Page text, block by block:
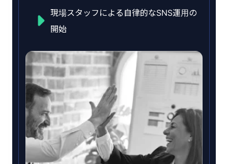
現場スタッフによる自律的なSNS運用の
開始